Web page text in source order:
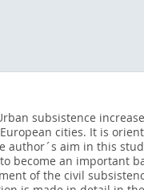
subsistence
cities. It is
author´s aim in this
become an important
of the civil